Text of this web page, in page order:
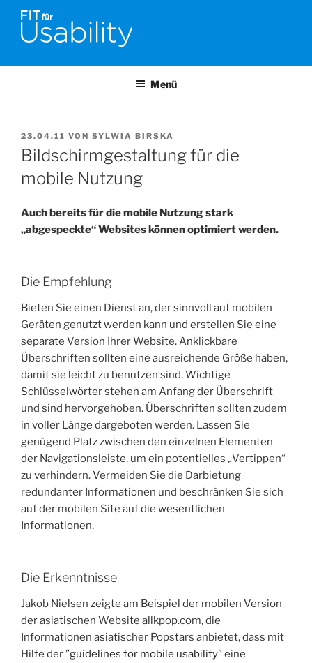
Zum
Inhalt
springen
FIT FÜR USABILITY
Menü
VERÖFFENTLICHT
AM
23.04.11 VON SYLWIA BIRSKA
Bildschirmgestaltung für die
mobile Nutzung
Auch bereits für die mobile Nutzung stark
„abgespeckte“ Websites können optimiert werden.
Die Empfehlung
Bieten Sie einen Dienst an, der sinnvoll auf mobilen
Geräten genutzt werden kann und erstellen Sie eine
separate Version Ihrer Website. Anklickbare
Überschriften sollten eine ausreichende Größe haben,
damit sie leicht zu benutzen sind. Wichtige
Schlüsselwörter stehen am Anfang der Überschrift
und sind hervorgehoben. Überschriften sollten zudem
in voller Länge dargeboten werden. Lassen Sie
genügend Platz zwischen den einzelnen Elementen
der Navigationsleiste, um ein potentielles „Vertippen“
zu verhindern. Vermeiden Sie die Darbietung
redundanter Informationen und beschränken Sie sich
auf der mobilen Site auf die wesentlichen
Informationen.
Die Erkenntnisse
Jakob Nielsen zeigte am Beispiel der mobilen Version
der asiatischen Website allkpop.com, die
Informationen asiatischer Popstars anbietet, dass mit
Hilfe der”guidelines for mobile usability”eine